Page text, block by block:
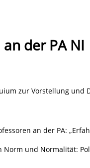
der PA NI
zur Vorstellung und
an der PA:
Norm und Normalität: